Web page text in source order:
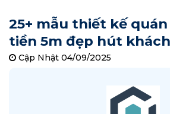
25+ mẫu thiết kế
tiền 5m đẹp hút khách
Cập Nhật 04/09/2025